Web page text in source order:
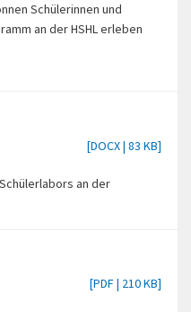
Schülerinnen und
an der HSHL erleben
[DOCX | 83 KB]
an der
[PDF | 210 KB]